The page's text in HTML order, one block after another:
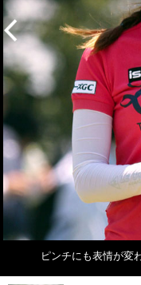
ピンチにも表情が変